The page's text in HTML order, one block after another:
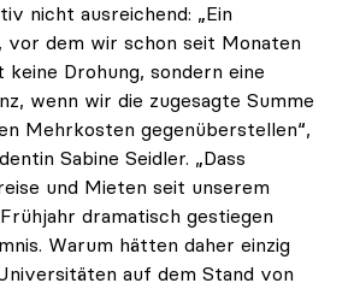
nicht ausreichend: „Ein
vor dem wir schon seit Monaten
Drohung, sondern eine
wenn wir die zugesagte Summe
Mehrkosten gegenüberstellen“,
Sabine Seidler. „Dass
und Mieten seit unserem
dramatisch gestiegen
Warum hätten daher einzig
auf dem Stand von